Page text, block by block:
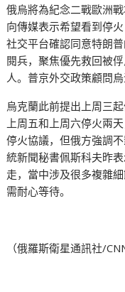
俄烏將為紀念二戰歐洲
向傳媒表示希望看到停
社交平台確認同意特朗
閱兵，聚焦優先救回被
人。普京外交政策顧問
烏克蘭此前提出上周三
上周五和上周六停火兩
停火協議，但俄方強調
統新聞秘書佩斯科夫昨
走，當中涉及很多複雜
需耐心等待。
（俄羅斯衛星通訊社/